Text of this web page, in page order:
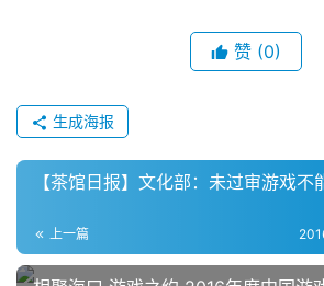
赞 (0)
生成海报
【茶馆日报】文化部：未过审游戏不
上一篇